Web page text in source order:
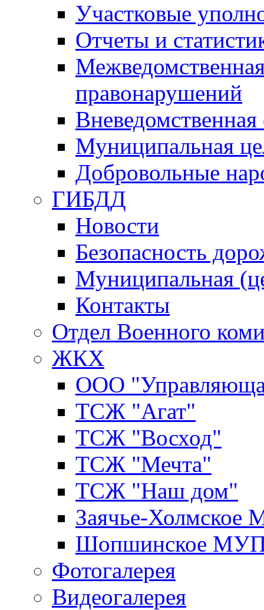
Участковые
Отчеты и
правонарушений
Вневедомственная
Муниципальная
Добровольные
ГИБДД
Новости
Безопасность
Муниципальная
Контакты
Отдел Военного
ЖКХ
ООО
ТСЖ "Агат"
ТСЖ "Восход"
ТСЖ "Мечта"
ТСЖ "Наш дом"
Заячье-
Шопшинское
Фотогалерея
Видеогалерея